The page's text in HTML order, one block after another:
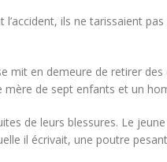
ils ne tarissaient
mit en demeure de retirer
mère de sept enfants et un
de leurs blessures. Le
il écrivait, une poutre